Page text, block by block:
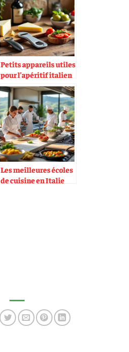
Petits appareils utiles
pour l’apéritif italien
Les meilleures écoles
de cuisine en Italie